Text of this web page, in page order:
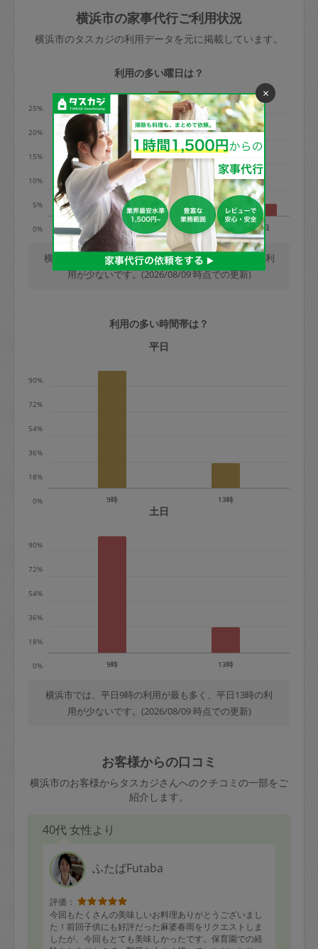
依頼者不在による当日キャンセル＝依頼
金額の100%＋交通費全額
※例：依頼日時／土曜日午前9時開始の場
合、水曜日午前9時以降はキャンセル料が
発生
水曜日9時〜金曜日9時まで＝依頼料金の
50%
金曜日9時～土曜日8時まで＝依頼金額の
100%
土曜日8時〜実施時間＝依頼金額の100%
＋交通費全額
依頼者不在による当日キャンセル＝依頼
金額の100%＋交通費全額
定期契約をキャンセルする場合、毎週定
期は月2回まで隔週定期は月1回までキャ
※キャンセル料金の設定について：
きた場合は損害保険の対象外となるので
ご注意ください。
玉、など
あわせてこちらも参照ください：初めて
はありますか？
横浜市の家事代行ご利用状況
横浜市のタスカジの利用データを元に掲載しています。
利用の多い曜日は？
0%
5%
10%
15%
20%
25%
月 火 木 日
横浜市では、毎週木曜日の利用が最も多く、日曜日の利
用が少ないです。(2026/08/09 時点での更新)
利用の多い時間帯は？
平日
0%
18%
36%
54%
72%
90%
9時 13時
土日
0%
18%
36%
54%
72%
90%
9時 13時
横浜市では、平日9時の利用が最も多く、平日13時の利
用が少ないです。(2026/08/09 時点での更新)
お客様からの口コミ
横浜市のお客様からタスカジさんへのクチコミの一部をご
紹介します。
40代 女性より
ふたばFutaba
評価：
今回もたくさんの美味しいお料理ありがとうございまし
た！前回子供にも好評だった麻婆春雨をリクエストしま
したが、今回もとても美味しかったです。保育園での経
×